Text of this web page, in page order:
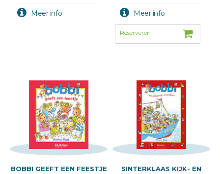
BOBBI GEEFT EEN FEESTJE
SINTERKLAAS KIJK- EN